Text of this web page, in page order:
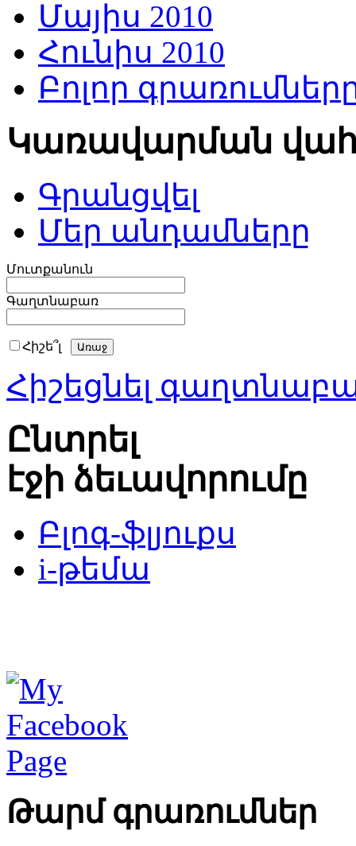
Մայիս 2010
Հունիս 2010
Բոլոր
Կառավարման
Գրանցվել
Մեր անդամները
Մուտքանուն
Գաղտնաբառ
Հիշե՞լ
Հիշեցնել
Ընտրել
էջի ձեւավորումը
Բլոգ-ֆլյուքս
i-թեմա
Թարմ գրառումներ